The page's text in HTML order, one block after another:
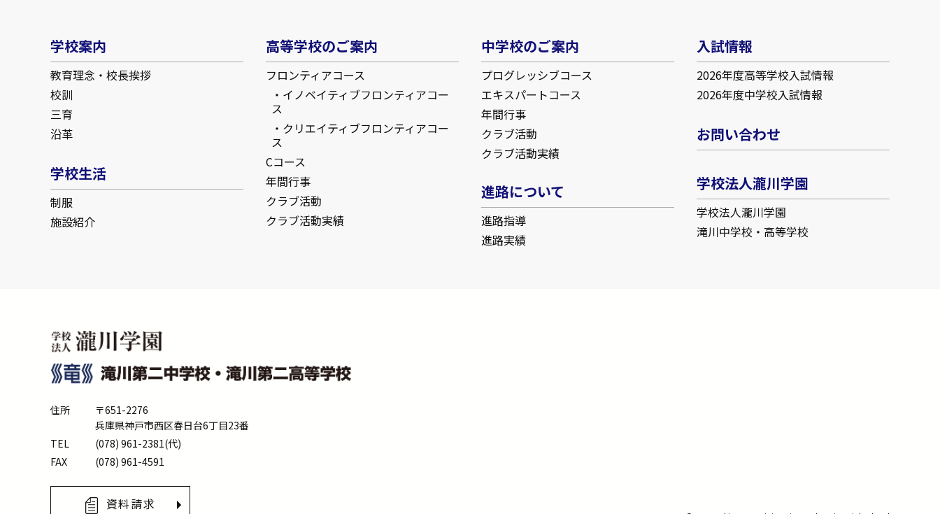
学校案内
教育理念・校長挨拶
校訓
三育
沿革
学校生活
制服
施設紹介
高等学校のご案内
フロンティアコース
イノベイティブフロンティアコー
ス
クリエイティブフロンティアコー
ス
Cコース
年間行事
クラブ活動
クラブ活動実績
中学校のご案内
プログレッシブコース
エキスパートコース
年間行事
クラブ活動
クラブ活動実績
進路について
進路指導
進路実績
入試情報
2026年度高等学校入試情報
2026年度中学校入試情報
お問い合わせ
学校法人瀧川学園
学校法人瀧川学園
滝川中学校・高等学校
住所
〒651-2276
兵庫県神戸市西区春日台6丁目23番
TEL
(078) 961-2381(代)
FAX
(078) 961-4591
資料請求